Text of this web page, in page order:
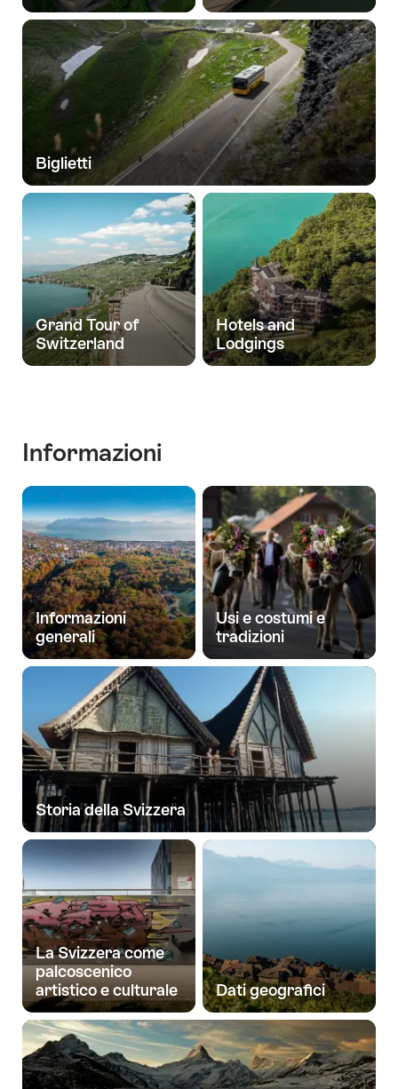
Biglietti
Grand Tour of
Switzerland
Hotels and
Lodgings
Informazioni
Informazioni
generali
Usi e costumi e
tradizioni
Storia della Svizzera
La Svizzera come
palcoscenico
artistico e culturale
Dati geografici